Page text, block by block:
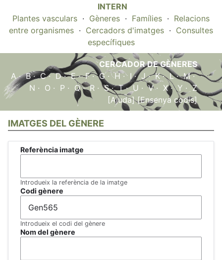
INTERN
Plantes vasculars · Gèneres · Famílies · Relacions
entre organismes · Cercadors d'imatges · Consultes
específiques
CERCADOR DE GÈNERES
A·B·C·D·E·F·G·H · I·J·K·L·M·
N · O · P · Q·R ·S·T·U ·V· X·Y ·Z
[Ajuda][Ensenya codis]
IMATGES DEL GÈNERE
Referència imatge
Introdueix la referència de la imatge
Codi gènere
Introdueix el codi del gènere
Nom del gènere